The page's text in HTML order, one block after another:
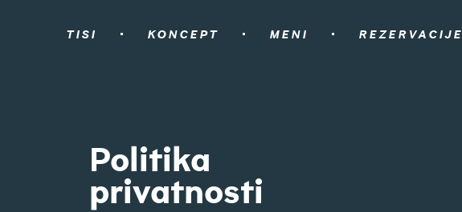
TISI KONCEPT MENI REZERVACIJE
Politika
privatnosti